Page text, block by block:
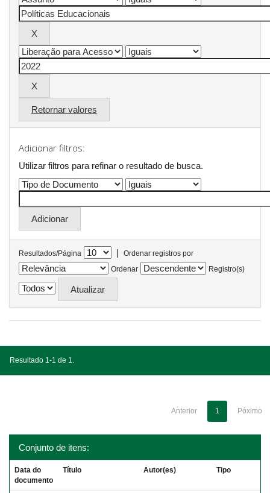
Retornar valores
Adicionar filtros:
Utilizar filtros para refinar o resultado de busca.
Resultados/Página |
Ordenar registros por
Ordenar
Registro(s)
Resultado 1-1 de 1.
Anterior 1 Póximo
Conjunto de itens:
Data do
documento
Título Autor(es) Tipo